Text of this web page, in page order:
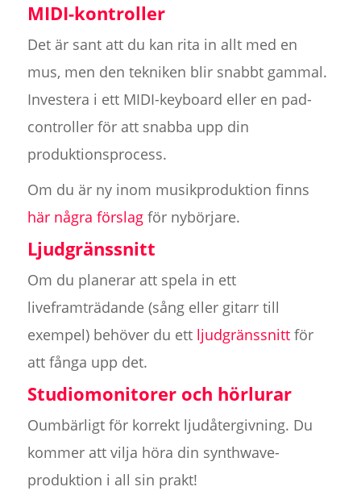
MIDI-kontroller
Det är sant att du kan rita in allt med en
mus, men den tekniken blir snabbt gammal.
Investera i ett MIDI-keyboard eller en pad-
controller för att snabba upp din
produktionsprocess.
Om du är ny inom musikproduktion finns
här några förslagför nybörjare.
Ljudgränssnitt
Om du planerar att spela in ett
liveframträdande (sång eller gitarr till
exempel) behöver du ett ljudgränssnittför
att fånga upp det.
Studiomonitorer och hörlurar
Oumbärligt för korrekt ljudåtergivning. Du
kommer att vilja höra din synthwave-
produktion i all sin prakt!